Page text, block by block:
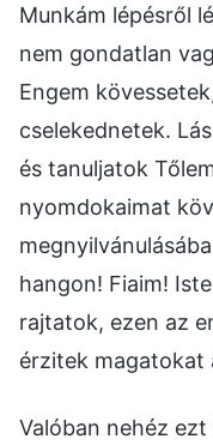
Munkám lépésről
nem gondatlan
Engem
cselekednetek.
és tanuljatok
nyomdokaimat
hangon! Fiaim!
rajtatok, ezen az
érzitek magatokat
Valóban nehéz